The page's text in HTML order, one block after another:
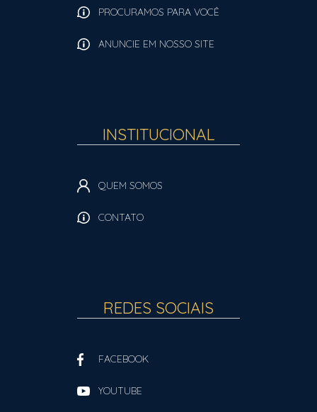
PROCURAMOS PARA VOCÊ
ANUNCIE EM NOSSO SITE
INSTITUCIONAL
QUEM SOMOS
CONTATO
REDES SOCIAIS
FACEBOOK
YOUTUBE